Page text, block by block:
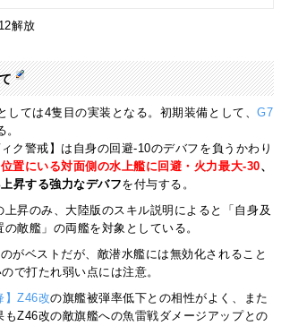
解放
て
しては4隻目の実装となる。初期装備として、G7
ク警戒】は自身の回避-10のデバフを負うかわり
置にいる対面側の水上艦に回避・火力最大-30、
昇する強力なデバフを付与する。
上昇のみ、大陸版のスキル説明によると「自身及
の敵艦」の両艦を対象としている。
がベストだが、敵潜水艦には無効化されること
で打たれ弱い点には注意。
】Z46改の旗艦被弾率低下との相性がよく、また
もZ46改の敵旗艦への魚雷戦ダメージアップとの